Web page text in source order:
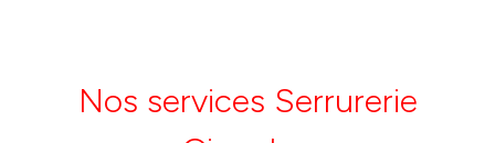
Nos services Serrurerie